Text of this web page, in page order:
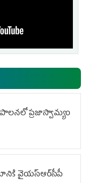
పాలనలో ప్రజాస్వామ్యం
వైయ‌స్ఆర్‌సీపీ